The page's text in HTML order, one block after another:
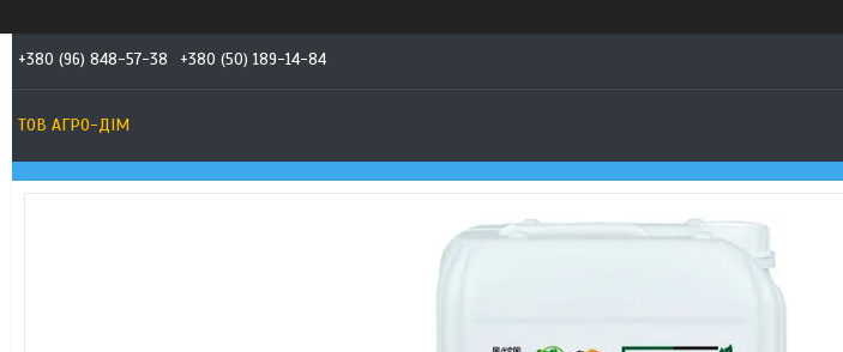
+380 (96) 848-57-38 +380 (50) 189-14-84
ТОВ АГРО-ДIМ